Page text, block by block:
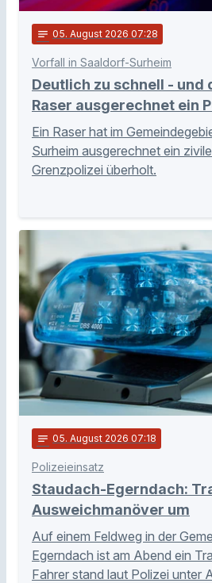
notes 05. August 2026 07:28
Vorfall in Saaldorf-Surheim
Deutlich zu schnell - und
Raser ausgerechnet ein
Ein Raser hat im
Surheim ausgerechnet ein
Grenzpolizei überholt.
notes 05. August 2026 07:18
Polizeieinsatz
Staudach-Egerndach:
Ausweichmanöver um
Auf einem Feldweg in der
Egerndach ist am Abend ein
Fahrer stand laut Polizei unter